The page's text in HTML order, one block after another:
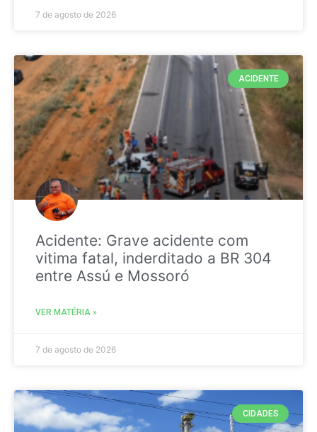
7 de agosto de 2026
ACIDENTE
Acidente: Grave acidente com
vitima fatal, inderditado a BR 304
entre Assú e Mossoró
VER MATÉRIA »
7 de agosto de 2026
CIDADES